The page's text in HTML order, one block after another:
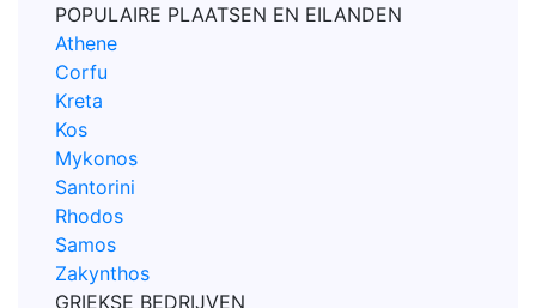
POPULAIRE PLAATSEN EN EILANDEN
Athene
Corfu
Kreta
Kos
Mykonos
Santorini
Rhodos
Samos
Zakynthos
GRIEKSE BEDRIJVEN